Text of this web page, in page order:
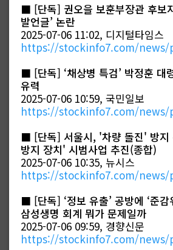
■ [단독] 권오을 보훈부장관 후보
발언글’ 논란
2025-07-06 11:02, 디지털타임스
https://stockinfo7.com/news/
■ [단독] ‘채상병 특검’ 박정훈 대
유력
2025-07-06 10:59, 국민일보
https://stockinfo7.com/news/
■ [단독] 서울시, '차량 돌진' 방
방지 장치' 시범사업 추진(종합)
2025-07-06 10:35, 뉴시스
https://stockinfo7.com/news/
■ [단독] ‘정보 유출’ 공방에 ‘준감
삼성생명 회계 뭐가 문제일까
2025-07-06 09:59, 경향신문
https://stockinfo7.com/news/